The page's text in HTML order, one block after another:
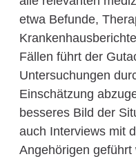
etwa Befunde,
Fällen führt der
Untersuchungen
Einschätzung
besseres Bild der
auch Interviews mit
Angehörigen geführt